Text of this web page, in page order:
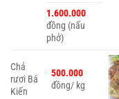
1.600.000
đồng (nấu
phở)
Chả
rươi Bá
Kiến
500.000
đồng/ kg